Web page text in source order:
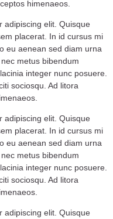
himenaeos.
adipiscing elit. Quisque
placerat. In id cursus mi
eu aenean sed diam urna
metus bibendum
integer nunc posuere.
sociosqu. Ad litora
adipiscing elit. Quisque
placerat. In id cursus mi
eu aenean sed diam urna
metus bibendum
integer nunc posuere.
sociosqu. Ad litora
adipiscing elit. Quisque